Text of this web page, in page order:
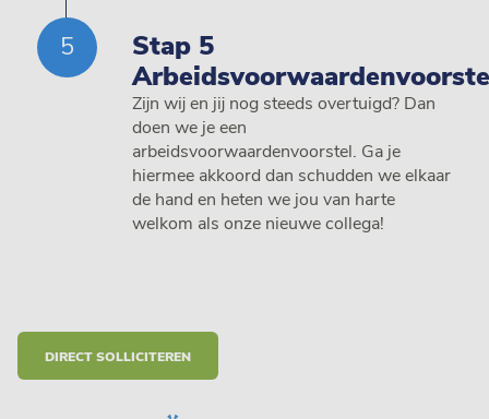
Stap 5
Zijn wij en jij nog steeds overtuigd? Dan
doen we je een
arbeidsvoorwaardenvoorstel. Ga je
hiermee akkoord dan schudden we elkaar
de hand en heten we jou van harte
welkom als onze nieuwe collega!
DIRECT SOLLICITEREN